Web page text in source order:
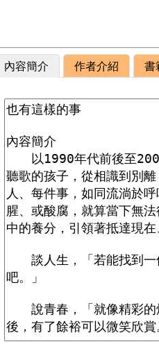
內容簡介 作者介紹 書